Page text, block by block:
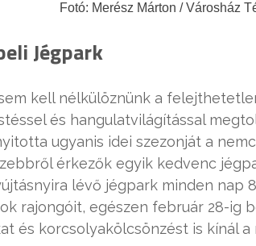
Fotó: Merész Márton / Városház
Jégpark
kell nélkülöznünk a
és hangulatvilágítással
ugyanis idei szezonját a
érkezők egyik kedvenc
lévő jégpark minden nap
rajongóit, egészen február 28-ig
és korcsolyakölcsönzést is kínál